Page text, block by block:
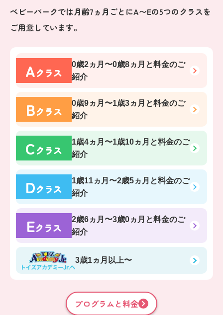
ベビーパークでは月齢7ヵ月ごとにA〜Eの5つのクラスを
ご用意しています。
Aクラス
0歳2ヵ月〜0歳8ヵ月 と料金のご
紹介
Bクラス
0歳9ヵ月〜1歳3ヵ月 と料金のご
紹介
Cクラス
1歳4ヵ月〜1歳10ヵ月 と料金のご
紹介
Dクラス
1歳11ヵ月〜2歳5ヵ月 と料金のご
紹介
Eクラス
2歳6ヵ月〜3歳0ヵ月 と料金のご
紹介
3歳1ヵ月以上〜
プログラムと料金